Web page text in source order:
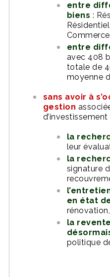
entre
biens :
Commerce
entre
avec 408
totale de
moyenne
sans avoir à
gestion
d’investissement
la
leur
la
signature
en état
rénovation,
la
politique